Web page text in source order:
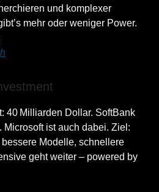
und komplexer
mehr oder weniger Power.
40 Milliarden Dollar. SoftBank
ist auch dabei. Ziel:
Modelle, schnellere
geht weiter – powered by